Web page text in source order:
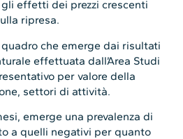
effetti dei prezzi crescenti
ripresa.
che emerge dai risultati
effettuata dall’Area Studi
per valore della
settori di attività.
emerge una prevalenza di
a quelli negativi per quanto